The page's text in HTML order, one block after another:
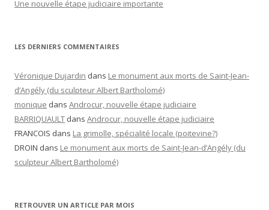
Une nouvelle étape judiciaire importante
LES DERNIERS COMMENTAIRES
Véronique Dujardin dans Le monument aux morts de Saint-Jean-
d’Angély (du sculpteur Albert Bartholomé)
monique dans Androcur, nouvelle étape judiciaire
BARRIQUAULT dans Androcur, nouvelle étape judiciaire
FRANCOIS dans La grimolle, spécialité locale (poitevine?)
DROIN dans Le monument aux morts de Saint-Jean-d’Angély (du
sculpteur Albert Bartholomé)
RETROUVER UN ARTICLE PAR MOIS